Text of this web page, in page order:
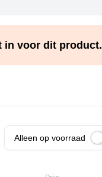
in voor dit product.
Alleen op voorraad